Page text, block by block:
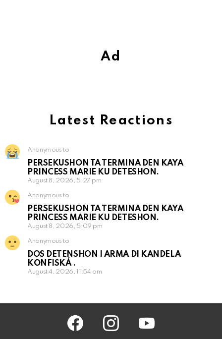
Ad
Latest Reactions
Anonymous to
PERSEKUSHON TA TERMINA DEN KAYA
PRINCESS MARIE KU DETESHON.
August 8, 2026, 5:27 pm
Anonymous to
PERSEKUSHON TA TERMINA DEN KAYA
PRINCESS MARIE KU DETESHON.
August 8, 2026, 5:09 pm
Anonymous to
DOS DETENSHON I ARMA DI KANDELA
KONFISKÁ .
August 4, 2026, 11:54 am
facebook instagram